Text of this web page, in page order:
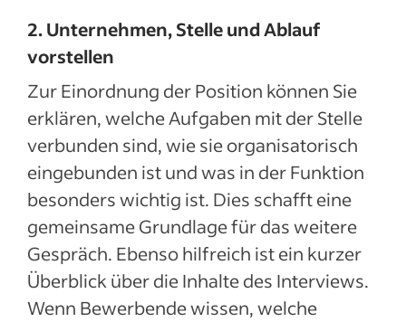
2. Unternehmen, Stelle und Ablauf
vorstellen
Zur Einordnung der Position können Sie
erklären, welche Aufgaben mit der Stelle
verbunden sind, wie sie organisatorisch
eingebunden ist und was in der Funktion
besonders wichtig ist. Dies schafft eine
gemeinsame Grundlage für das weitere
Gespräch. Ebenso hilfreich ist ein kurzer
Überblick über die Inhalte des Interviews.
Wenn Bewerbende wissen, welche